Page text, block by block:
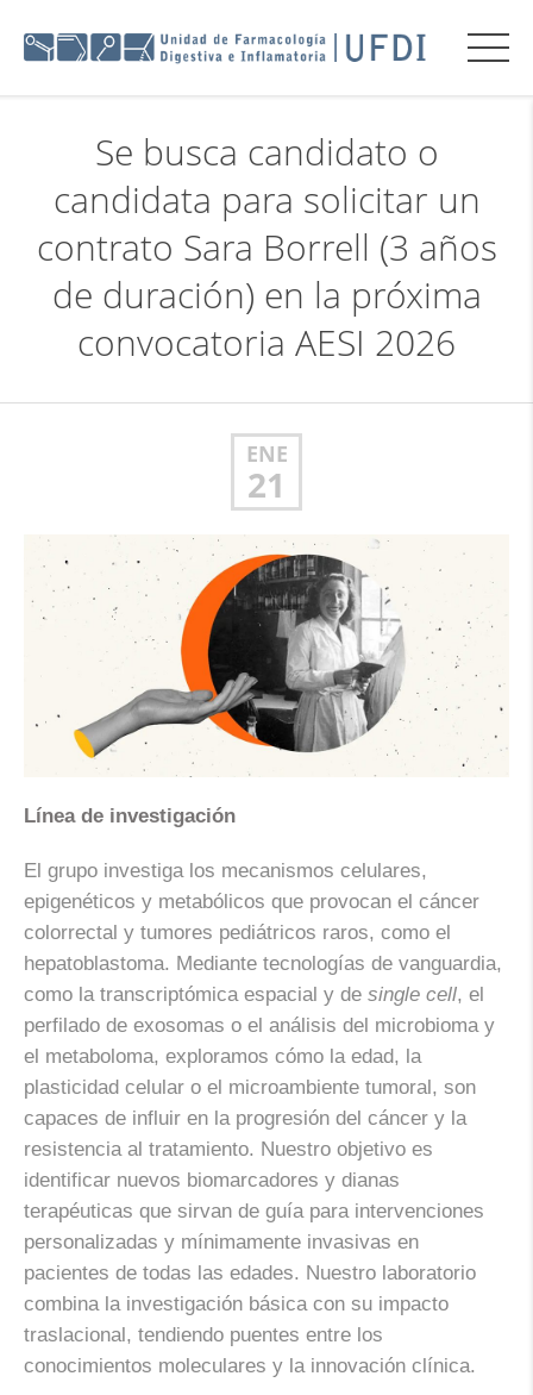
Se busca candidato o
candidata para solicitar un
contrato Sara Borrell (3 años
de duración) en la próxima
convocatoria AESI 2026
ENE
21
Línea de investigación
El grupo investiga los mecanismos celulares,
epigenéticos y metabólicos que provocan el cáncer
colorrectal y tumores pediátricos raros, como el
hepatoblastoma. Mediante tecnologías de vanguardia,
como la transcriptómica espacial y de single cell, el
perfilado de exosomas o el análisis del microbioma y
el metaboloma, exploramos cómo la edad, la
plasticidad celular o el microambiente tumoral, son
capaces de influir en la progresión del cáncer y la
resistencia al tratamiento. Nuestro objetivo es
identificar nuevos biomarcadores y dianas
terapéuticas que sirvan de guía para intervenciones
personalizadas y mínimamente invasivas en
pacientes de todas las edades. Nuestro laboratorio
combina la investigación básica con su impacto
traslacional, tendiendo puentes entre los
conocimientos moleculares y la innovación clínica.